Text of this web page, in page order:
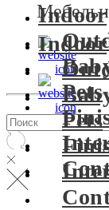
Indoor
Pets
Indoor
Pets